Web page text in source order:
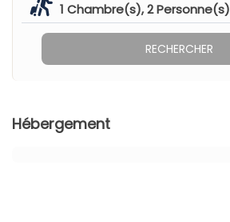
1 Chambre(s),2Personne(s)
RECHERCHER
Hébergement